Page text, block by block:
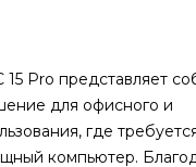
15 Pro представляет
для офисного и
где
компьютер.